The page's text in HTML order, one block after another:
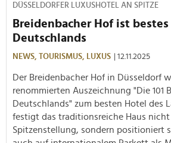
DÜSSELDORFER LUXUSHOTEL AN SPITZE
Breidenbacher Hof ist bestes
Deutschlands
NEWS, TOURISMUS, LUXUS | 12.11.2025
Der Breidenbacher Hof in Düsseldorf
renommierten Auszeichnung "Die 101
Deutschlands" zum besten Hotel des
festigt das traditionsreiche Haus
Spitzenstellung, sondern positioniert